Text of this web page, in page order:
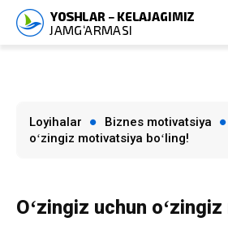
Loyihalar Biznes motivatsiya
oʻzingiz motivatsiya boʻling!
Oʻzingiz uchun